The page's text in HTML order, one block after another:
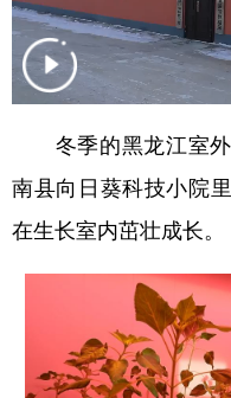
食品 人居
溯源中国 城市
会展 彩票
悦读 公益
北京 天津
冬季的黑龙江室外
南县向日葵科技小院
在生长室内茁壮成长。